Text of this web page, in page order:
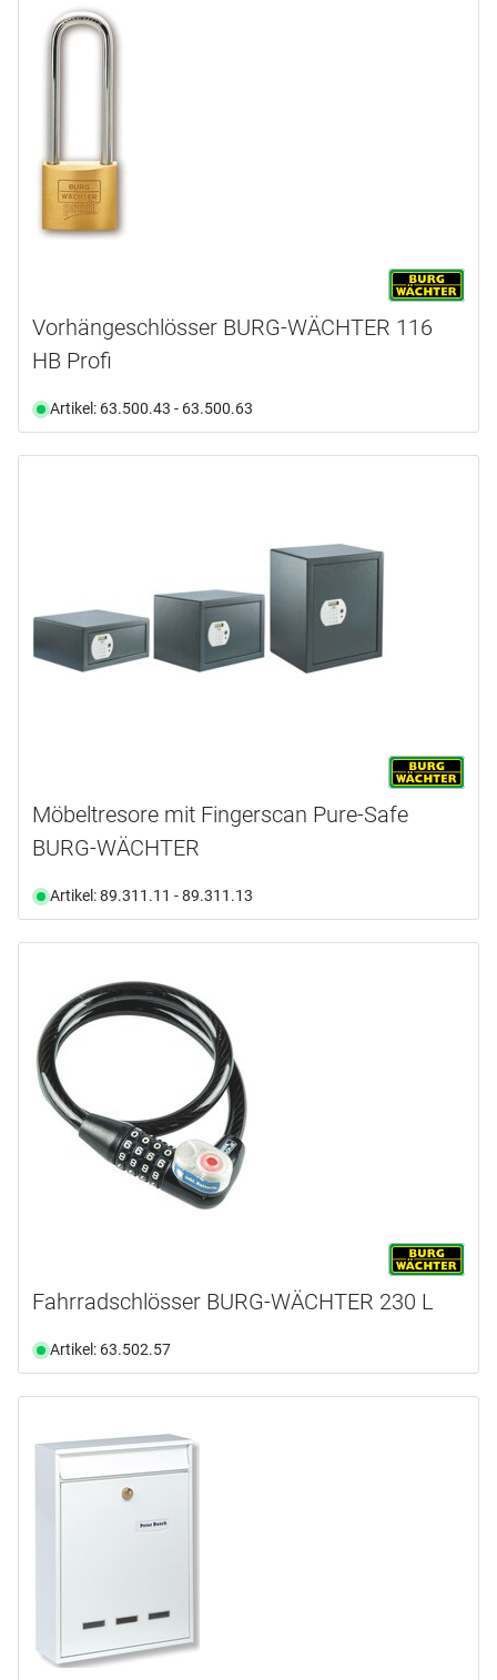
Vorhängeschlösser BURG-WÄCHTER 116
HB Profi
Artikel: 63.500.43 - 63.500.63
Möbeltresore mit Fingerscan Pure-Safe
BURG-WÄCHTER
Artikel: 89.311.11 - 89.311.13
Fahrradschlösser BURG-WÄCHTER 230 L
Artikel: 63.502.57